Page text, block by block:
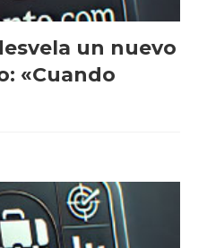
un nuevo
«Cuando